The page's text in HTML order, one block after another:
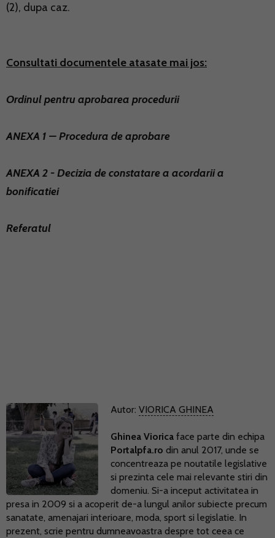
(2), dupa caz.
Consultati documentele atasate mai jos:
Ordinul pentru aprobarea procedurii
ANEXA 1 – Procedura de aprobare
ANEXA 2 - Decizia de constatare a acordarii a
bonificatiei
Referatul
Autor: VIORICA GHINEA
Ghinea Viorica face parte din echipa
Portalpfa.ro din anul 2017, unde se
concentreaza pe noutatile legislative
si prezinta cele mai relevante stiri din
domeniu. Si-a inceput activitatea in
presa in 2009 si a acoperit de-a lungul anilor subiecte precum
sanatate, amenajari interioare, moda, sport si legislatie. In
prezent, scrie pentru dumneavoastra despre tot ceea ce